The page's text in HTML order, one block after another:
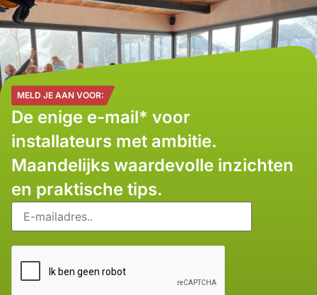
MELD JE AAN VOOR:
De enige e-mail* voor
installateurs met ambitie.
Maandelijks waardevolle inzichten
en praktische tips.